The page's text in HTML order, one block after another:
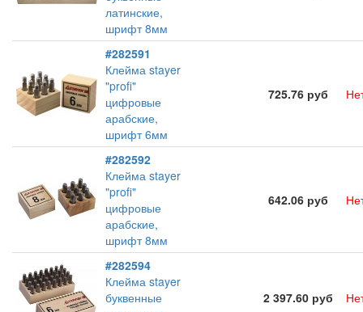
латинские,
шрифт 8мм
#282591
Клейма stayer
"profi"
цифровые
арабские,
шрифт 6мм
725.76 руб
#282592
Клейма stayer
"profi"
цифровые
арабские,
шрифт 8мм
642.06 руб
#282594
Клейма stayer
буквенные
2 397.60 руб